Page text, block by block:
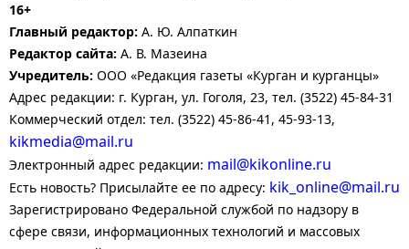
16+
Главный редактор: А. Ю. Алпаткин
Редактор сайта: А. В. Мазеина
Учредитель: ООО «Редакция газеты «Курган и курганцы»
Адрес редакции: г. Курган, ул. Гоголя, 23, тел. (3522) 45-84-31
Коммерческий отдел: тел. (3522) 45-86-41, 45-93-13,
kikmedia@mail.ru
Электронный адрес редакции: mail@kikonline.ru
Есть новость? Присылайте ее по адресу: kik_online@mail.ru
Зарегистрировано Федеральной службой по надзору в
сфере связи, информационных технологий и массовых